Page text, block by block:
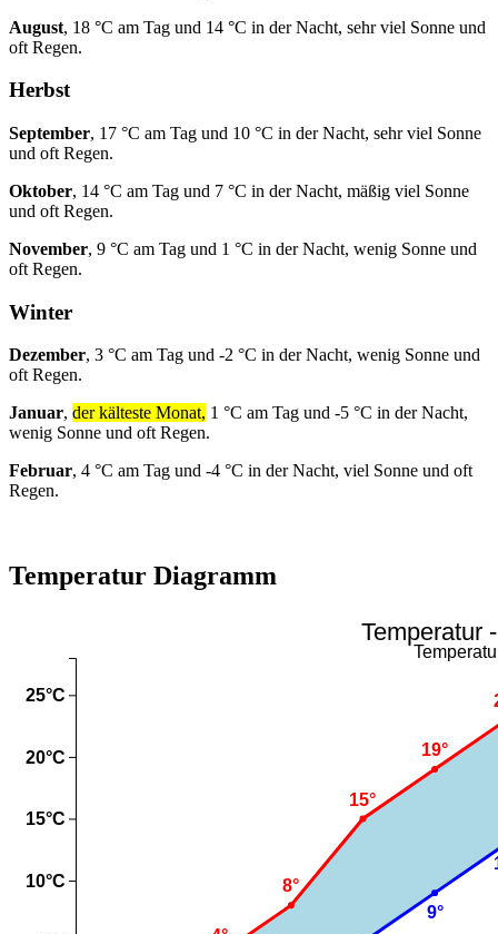
August, 18 °C am Tag und 14 °C in der Nacht, sehr viel Sonne und
oft Regen.
Herbst
September, 17 °C am Tag und 10 °C in der Nacht, sehr viel Sonne
und oft Regen.
Oktober, 14 °C am Tag und 7 °C in der Nacht, mäßig viel Sonne
und oft Regen.
November, 9 °C am Tag und 1 °C in der Nacht, wenig Sonne und
oft Regen.
Winter
Dezember, 3 °C am Tag und -2 °C in der Nacht, wenig Sonne und
oft Regen.
Januar, der kälteste Monat, 1 °C am Tag und -5 °C in der Nacht,
wenig Sonne und oft Regen.
Februar, 4 °C am Tag und -4 °C in der Nacht, viel Sonne und oft
Regen.
Temperatur Diagramm